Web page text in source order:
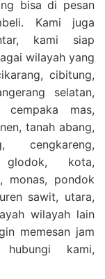
bisa di pesan
Kami juga
kami siap
wilayah yang
cibitung,
selatan,
cempaka mas,
tanah abang,
cengkareng,
glodok, kota,
monas, pondok
sawit, utara,
wilayah lain
memesan jam
kami,